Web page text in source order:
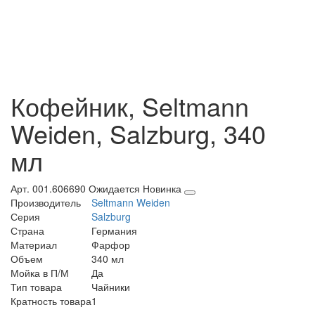
Кофейник, Seltmann
Weiden, Salzburg, 340
мл
Арт. 001.606690 Ожидается Новинка
Производитель
Seltmann Weiden
Серия
Salzburg
Страна
Германия
Материал
Фарфор
Объем
340 мл
Мойка в П/М
Да
Тип товара
Чайники
Кратность товара1